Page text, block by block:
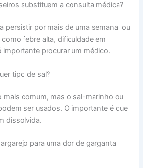
substituem a consulta médica?
persistir por mais de uma semana, ou
febre alta, dificuldade em
importante procurar um médico.
tipo de sal?
mais comum, mas o sal-marinho ou
ser usados. O importante é que
dissolvida.
para uma dor de garganta